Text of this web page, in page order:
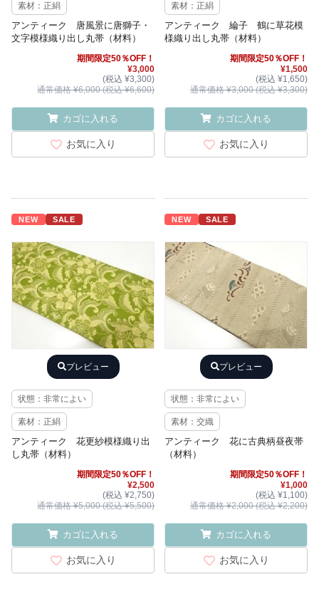
素材：正絹
アンティーク 唐風景に唐獅子・
文字模様織り出し丸帯（材料）
期間限定50％OFF！
¥3,000
(税込 ¥3,300)
通常価格 ¥6,000 (税込 ¥6,600)
カゴに入れる
お気に入り
素材：正絹
アンティーク 綸子 鶴に草花模
様織り出し丸帯（材料）
期間限定50％OFF！
¥1,500
(税込 ¥1,650)
通常価格 ¥3,000 (税込 ¥3,300)
カゴに入れる
お気に入り
NEW SALE
プレビュー
状態：非常によい
素材：正絹
アンティーク 花更紗模様織り出
し丸帯（材料）
期間限定50％OFF！
¥2,500
(税込 ¥2,750)
通常価格 ¥5,000 (税込 ¥5,500)
カゴに入れる
お気に入り
NEW SALE
プレビュー
状態：非常によい
素材：交織
アンティーク 花に古典柄昼夜帯
（材料）
期間限定50％OFF！
¥1,000
(税込 ¥1,100)
通常価格 ¥2,000 (税込 ¥2,200)
カゴに入れる
お気に入り